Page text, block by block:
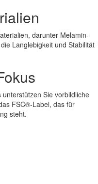
darunter Melamin-
Langlebigkeit und Stabilität
Sie vorbildliche
FSC®-Label, das für
steht.